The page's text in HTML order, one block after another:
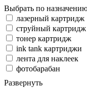
Выбрать по
лазерный картридж
струйный картридж
тонер картридж
ink tank картриджи
лента для наклеек
фотобарабан
Развернуть